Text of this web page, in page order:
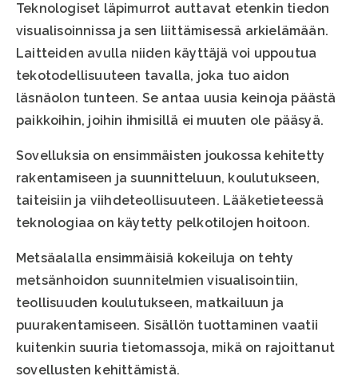
Teknologiset läpimurrot auttavat etenkin tiedon
visualisoinnissa ja sen liittämisessä arkielämään.
Laitteiden avulla niiden käyttäjä voi uppoutua
tekotodellisuuteen tavalla, joka tuo aidon
läsnäolon tunteen. Se antaa uusia keinoja päästä
paikkoihin, joihin ihmisillä ei muuten ole pääsyä.
Sovelluksia on ensimmäisten joukossa kehitetty
rakentamiseen ja suunnitteluun, koulutukseen,
taiteisiin ja viihdeteollisuuteen. Lääketieteessä
teknologiaa on käytetty pelkotilojen hoitoon.
Metsäalalla ensimmäisiä kokeiluja on tehty
metsänhoidon suunnitelmien visualisointiin,
teollisuuden koulutukseen, matkailuun ja
puurakentamiseen. Sisällön tuottaminen vaatii
kuitenkin suuria tietomassoja, mikä on rajoittanut
sovellusten kehittämistä.